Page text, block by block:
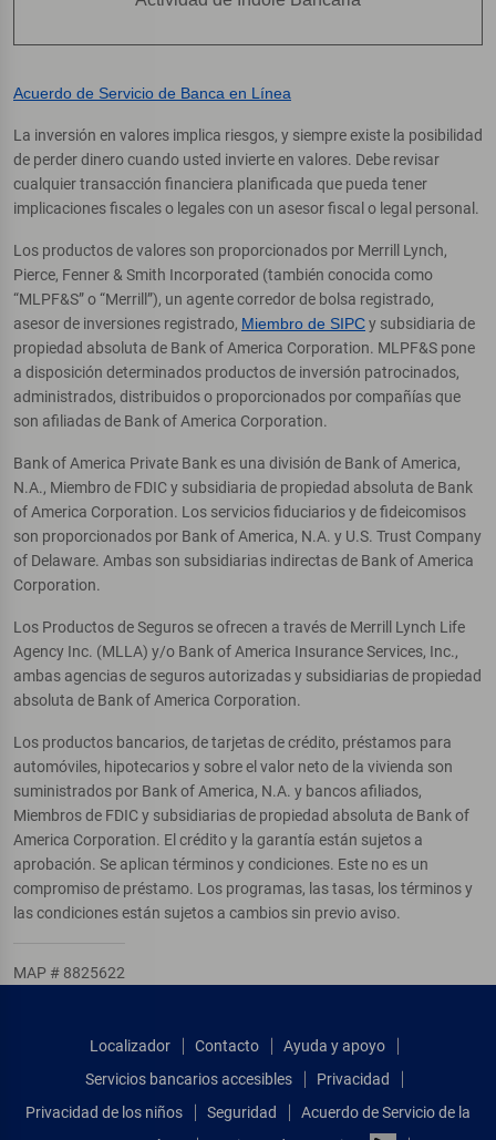
Acuerdo de Servicio de Banca en Línea
La inversión en valores implica riesgos, y siempre existe la posibilidad
de perder dinero cuando usted invierte en valores. Debe revisar
cualquier transacción financiera planificada que pueda tener
implicaciones fiscales o legales con un asesor fiscal o legal personal.
Los productos de valores son proporcionados por Merrill Lynch,
Pierce, Fenner & Smith Incorporated (también conocida como
“MLPF&S” o “Merrill”), un agente corredor de bolsa registrado,
asesor de inversiones registrado, Miembro de SIPCy subsidiaria de
propiedad absoluta de Bank of America Corporation. MLPF&S pone
a disposición determinados productos de inversión patrocinados,
administrados, distribuidos o proporcionados por compañías que
son afiliadas de Bank of America Corporation.
Bank of America Private Bank es una división de Bank of America,
N.A., Miembro de FDIC y subsidiaria de propiedad absoluta de Bank
of America Corporation. Los servicios fiduciarios y de fideicomisos
son proporcionados por Bank of America, N.A. y U.S. Trust Company
of Delaware. Ambas son subsidiarias indirectas de Bank of America
Corporation.
Los Productos de Seguros se ofrecen a través de Merrill Lynch Life
Agency Inc. (MLLA) y/o Bank of America Insurance Services, Inc.,
ambas agencias de seguros autorizadas y subsidiarias de propiedad
absoluta de Bank of America Corporation.
Los productos bancarios, de tarjetas de crédito, préstamos para
automóviles, hipotecarios y sobre el valor neto de la vivienda son
suministrados por Bank of America, N.A. y bancos afiliados,
Miembros de FDIC y subsidiarias de propiedad absoluta de Bank of
America Corporation. El crédito y la garantía están sujetos a
aprobación. Se aplican términos y condiciones. Este no es un
compromiso de préstamo. Los programas, las tasas, los términos y
las condiciones están sujetos a cambios sin previo aviso.
MAP # 8825622
Localizador Contacto
Ayuda y apoyo
Servicios bancarios accesibles
Privacidad
Privacidad de los niños
Seguridad
Acuerdo de Servicio de la